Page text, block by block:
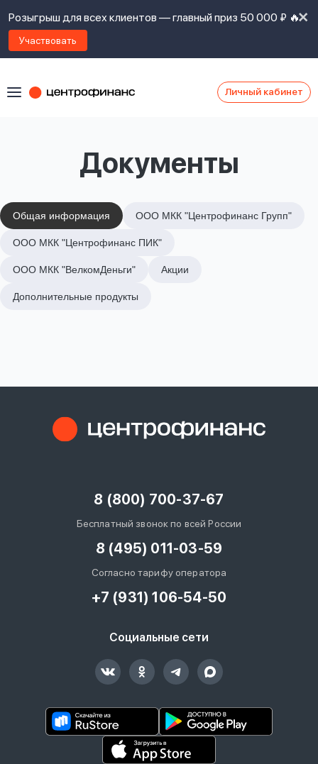
Розыгрыш для всех клиентов — главный приз 50 000 ₽ 🔥
Участвовать
Личный кабинет
Документы
Общая информация ООО МКК "Центрофинанс Групп"
ООО МКК "Центрофинанс ПИК"
ООО МКК "ВелкомДеньги" Акции
Дополнительные продукты
8 (800) 700-37-67
Бесплатный звонок по всей России
8 (495) 011-03-59
Согласно тарифу оператора
+7 (931) 106-54-50
Социальные сети
Войти под другим номером
ознакомлен
предоставления
займов,
политикой
сайта,
согласие
обработку